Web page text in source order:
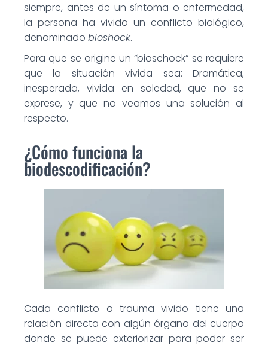
siempre, antes de un síntoma o enfermedad,
la persona ha vivido un conflicto biológico,
denominado bioshock.
Para que se origine un “bioschock” se requiere
que la situación vivida sea: Dramática,
inesperada, vivida en soledad, que no se
exprese, y que no veamos una solución al
respecto.
¿Cómo funciona la
biodescodificación?
Cada conflicto o trauma vivido tiene una
relación directa con algún órgano del cuerpo
donde se puede exteriorizar para poder ser